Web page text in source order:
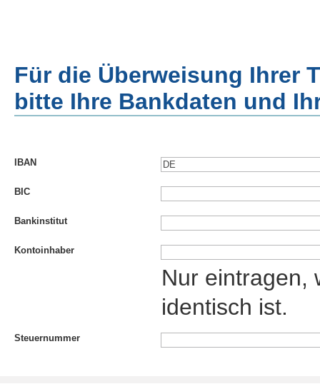
Für die Überweisung Ihrer
bitte Ihre Bankdaten und
IBAN
BIC
Bankinstitut
Kontoinhaber
Nur eintragen,
identisch ist.
Steuernummer